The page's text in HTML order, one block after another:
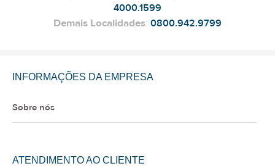
4000.1599
Demais Localidades: 0800.942.9799
INFORMAÇÕES DA EMPRESA
Sobre nós
ATENDIMENTO AO CLIENTE